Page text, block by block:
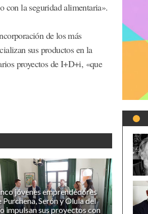
con la seguridad alimentaria».
de los más
sus productos en la
proyectos de I+D+i, «que
jóvenes emprendedores
Purchena, Serón y Olula del
impulsan sus proyectos con